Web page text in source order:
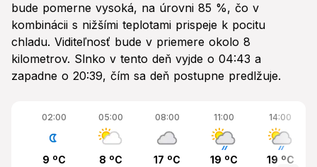
bude pomerne vysoká, na úrovni 85 %, čo v
kombinácii s nižšími teplotami prispeje k pocitu
chladu. Viditeľnosť bude v priemere okolo 8
kilometrov. Slnko v tento deň vyjde o 04:43 a
zapadne o 20:39, čím sa deň postupne predlžuje.
02:00
9 ºC
05:00
8 ºC
08:00
17 ºC
11:00
19 ºC
14:00
19 ºC